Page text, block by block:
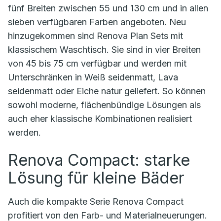
fünf Breiten zwischen 55 und 130 cm und in allen
sieben verfügbaren Farben angeboten. Neu
hinzugekommen sind Renova Plan Sets mit
klassischem Waschtisch. Sie sind in vier Breiten
von 45 bis 75 cm verfügbar und werden mit
Unterschränken in Weiß seidenmatt, Lava
seidenmatt oder Eiche natur geliefert. So können
sowohl moderne, flächenbündige Lösungen als
auch eher klassische Kombinationen realisiert
werden.
Renova Compact: starke
Lösung für kleine Bäder
Auch die kompakte Serie Renova Compact
profitiert von den Farb- und Materialneuerungen.